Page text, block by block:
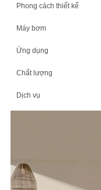
YÊU
CẦU
BÁO
GIÁ
SƠ
WEB
Phong cách thiết kế
Máy bơm
Ứng dụng
Chất lượng
Dịch vụ